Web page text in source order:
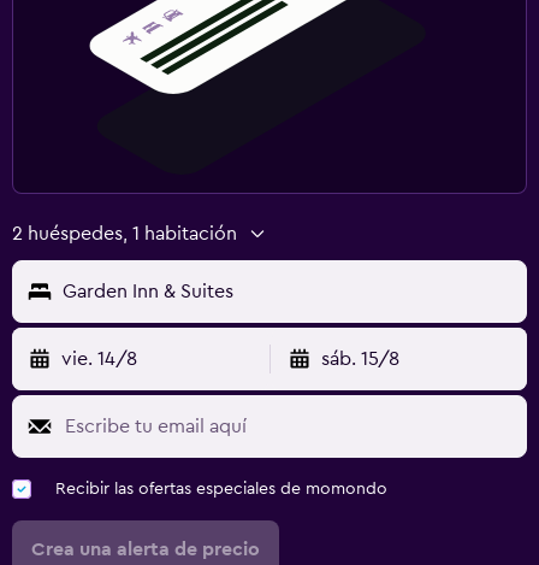
2 huéspedes, 1 habitación
Garden Inn & Suites
vie. 14/8 sáb. 15/8
Recibir las ofertas especiales de momondo
Crea una alerta de precio